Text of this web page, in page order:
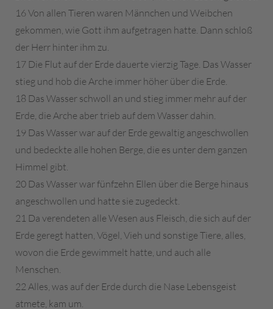
16 Von allen Tieren waren Männchen und Weibchen
gekommen, wie Gott ihm aufgetragen hatte. Dann schloß
der Herr hinter ihm zu.
17 Die Flut auf der Erde dauerte vierzig Tage. Das Wasser
stieg und hob die Arche immer höher über die Erde.
18 Das Wasser schwoll an und stieg immer mehr auf der
Erde, die Arche aber trieb auf dem Wasser dahin.
19 Das Wasser war auf der Erde gewaltig angeschwollen
und bedeckte alle hohen Berge, die es unter dem ganzen
Himmel gibt.
20 Das Wasser war fünfzehn Ellen über die Berge hinaus
angeschwollen und hatte sie zugedeckt.
21 Da verendeten alle Wesen aus Fleisch, die sich auf der
Erde geregt hatten, Vögel, Vieh und sonstige Tiere, alles,
wovon die Erde gewimmelt hatte, und auch alle
Menschen.
22 Alles, was auf der Erde durch die Nase Lebensgeist
atmete, kam um.